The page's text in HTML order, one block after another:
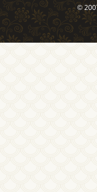
©